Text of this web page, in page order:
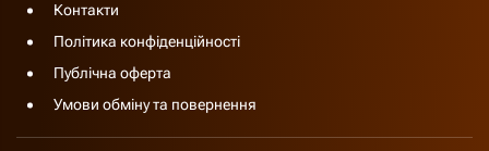
Контакти
Політика конфіденційності
Публічна оферта
Умови обміну та повернення